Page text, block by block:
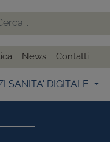
News Contatti
SANITA' DIGITALE